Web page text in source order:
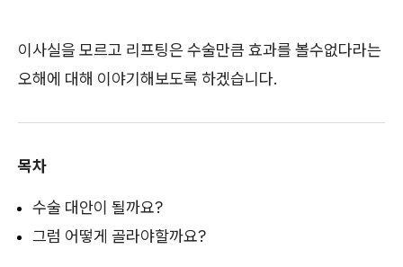
이사실을 모르고 리프팅은 수술만큼 효과를 볼수없다라는
오해에 대해 이야기해보도록 하겠습니다.
목차
수술 대안이 될까요?
그럼 어떻게 골라야할까요?